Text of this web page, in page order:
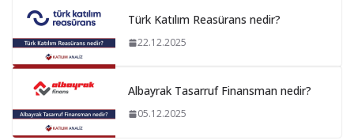
Türk Katılım Reasürans nedir?
22.12.2025
Albayrak Tasarruf Finansman nedir?
05.12.2025